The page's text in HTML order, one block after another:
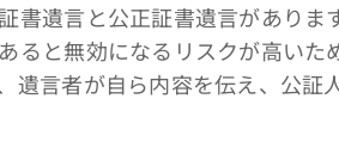
書遺言と公正証書遺言がありま
ると無効になるリスクが高い
遺言者が自ら内容を伝え、公